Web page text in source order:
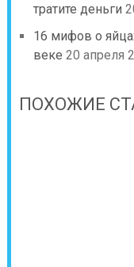
тратите деньги
16 мифов о
веке 20 апреля
ПОХОЖИЕ